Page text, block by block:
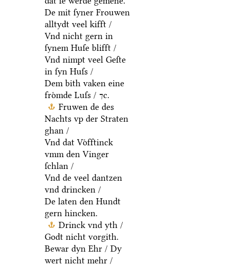
De mit ſyner Frouwen
alltydt veel kifft /
Vnd nicht gern in
ſynem Huſe blifft /
Vnd nimpt veel Geſte
in ſyn Huſs /
Dem bith vaken eine
froͤmde Luſs / ⁊c.
Fruwen de des
Nachts vp der Straten
ghan /
Vnd dat Voͤfftinck
vmm den Vinger
ſchlan /
Vnd de veel dantzen
vnd drincken /
De laten den Hundt
gern hincken.
Drinck vnd yth /
Godt nicht vorgith.
Bewar dyn Ehr / Dy
wert nicht mehr /